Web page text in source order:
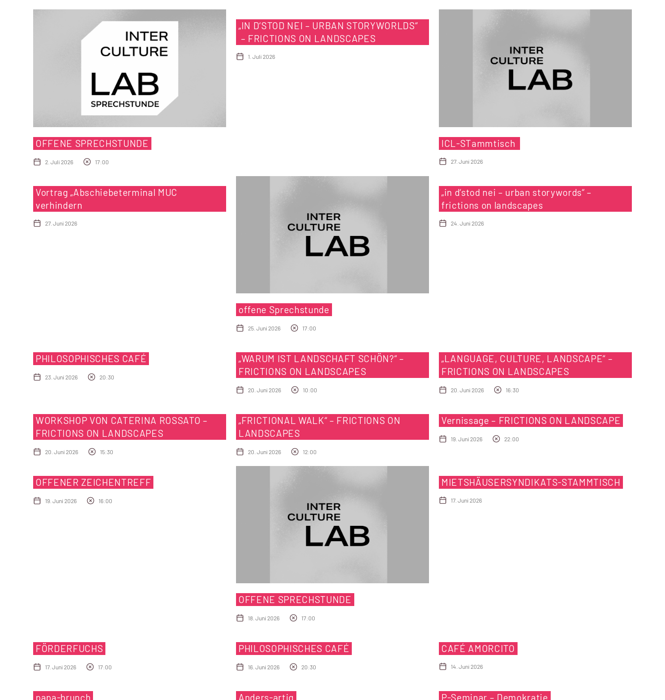
OFFENE SPRECHSTUNDE
2. Juli 2026 17:00
„IN D‘STOD NEI – URBAN STORYWORLDS“
– FRICTIONS ON LANDSCAPES
1. Juli 2026
ICL-STammtisch
27. Juni 2026
Vortrag „Abschiebeterminal MUC
verhindern
27. Juni 2026
offene Sprechstunde
25. Juni 2026 17:00
„in d‘stod nei – urban storywords“ –
frictions on landscapes
24. Juni 2026
PHILOSOPHISCHES CAFÉ
23. Juni 2026 20:30
„WARUM IST LANDSCHAFT SCHÖN?“ –
FRICTIONS ON LANDSCAPES
20. Juni 2026 10:00
„LANGUAGE, CULTURE, LANDSCAPE“ –
FRICTIONS ON LANDSCAPES
20. Juni 2026 16:30
WORKSHOP VON CATERINA ROSSATO –
FRICTIONS ON LANDSCAPES
20. Juni 2026 15:30
„FRICTIONAL WALK“ – FRICTIONS ON
LANDSCAPES
20. Juni 2026 12:00
Vernissage – FRICTIONS ON LANDSCAPE
19. Juni 2026 22:00
OFFENER ZEICHENTREFF
19. Juni 2026 16:00
OFFENE SPRECHSTUNDE
18. Juni 2026 17:00
MIETSHÄUSERSYNDIKATS-STAMMTISCH
17. Juni 2026
FÖRDERFUCHS
17. Juni 2026 17:00
PHILOSOPHISCHES CAFÉ
16. Juni 2026 20:30
CAFÉ AMORCITO
14. Juni 2026
papa-brunch Anders-artig P-Seminar – Demokratie